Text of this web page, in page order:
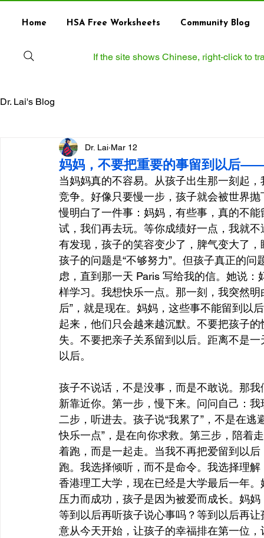
Home HSA Free Worksheets Community Blog
If the site shows Chinese, right‑click to
Dr. Lai's Blog
妈妈，不要把重要的事留到以后
Dr. Lai Mar 12
当妈妈真的不容易。从孩子出生那一刻起
竞争。好像只要慢一步，孩子就会被世界
慢明白了一件事：妈妈，有些事，真的不
试，我们再去玩。等你成绩好一点，我就
有发现，孩子的笑容变少了，脾气变大了
孩子的问题是“不够努力”。但孩子真正的
虑，直到那一天 Paris 写给我的信。她说
样学习。我想快乐一点。那一刻，我突然
后”，就是现在。妈妈，这些事不能留到以
起来，他们只会越来越沉默。不要把孩子
失。不要把亲子关系留到以后。距离不是
以后。
孩子不说话，不是没事，而是不敢说。那
新靠近你。第一步，慢下来。问问自己：
二步，听进去。孩子说“我累了”，不是在逃
快乐一点”，是在向你求救。第三步，陪着
着跑，而是一起走。当我不再把爱留到以
跑。我选择倾听，而不是命令。我选择理
香港理工大学，现在已经是大学最后一年
压力而成功，孩子是因为被爱而成长。妈
等到以后再听孩子说心事吗？等到以后再
意从今天开始，让孩子的幸福排在第一位